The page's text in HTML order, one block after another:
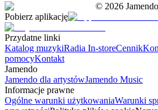
© 2026
Pobierz aplikację
Przydatne linki
Katalog muzykiRadia In-storeCennik
pomocyKontakt
Jamendo
Jamendo dla artystówJamendo Music
Informacje prawne
Ogólne warunki użytkowaniaWarunki